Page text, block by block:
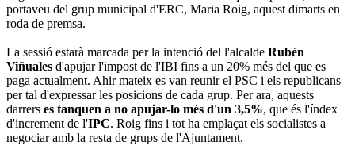
portaveu del grup municipal d'ERC, Maria Roig, aquest dimarts en
roda de premsa.
La sessió estarà marcada per la intenció del l'alcalde Rubén
Viñuales d'apujar l'impost de l'IBI fins a un 20% més del que es
paga actualment. Ahir mateix es van reunir el PSC i els republicans
per tal d'expressar les posicions de cada grup. Per ara, aquests
darrers es tanquen a no apujar-lo més d'un 3,5%, que és l'índex
d'increment de l'IPC. Roig fins i tot ha emplaçat els socialistes a
negociar amb la resta de grups de l'Ajuntament.